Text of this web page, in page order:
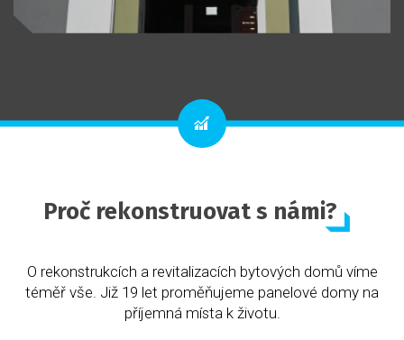
Proč rekonstruovat s námi?
O rekonstrukcích a revitalizacích bytových domů víme
téměř vše. Již 19 let proměňujeme panelové domy na
příjemná místa k životu.